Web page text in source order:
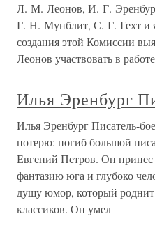
Л. М. Леонов, И. Г.
Г. Н. Мунблит, С. Г. Гехт и
создания этой Комиссии
Леонов участвовать в
Илья Эренбург
Илья Эренбург Писатель-
потерю: погиб большой
Евгений Петров. Он принес
фантазию юга и глубоко
душу юмор, который роднит
классиков. Он умел